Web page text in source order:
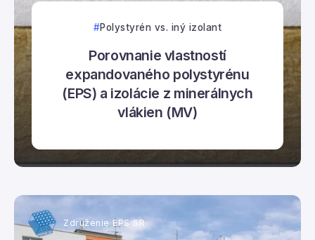
Polystyrén vs. iný izolant
Porovnanie vlastností
expandovaného polystyrénu
(EPS) a izolácie z minerálnych
vlákien (MV)
Združenie EPS SR